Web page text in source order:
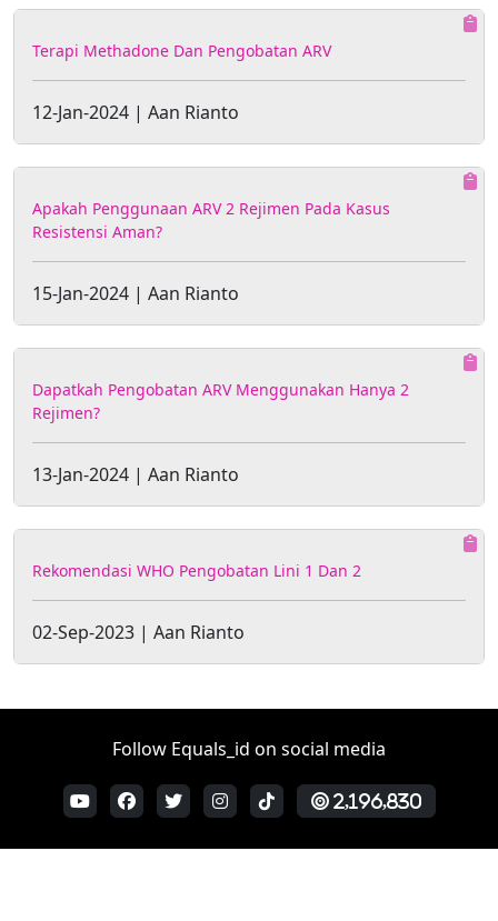
Terapi Methadone Dan Pengobatan ARV
12-Jan-2024 | Aan Rianto
Apakah Penggunaan ARV 2 Rejimen Pada Kasus
Resistensi Aman?
15-Jan-2024 | Aan Rianto
Dapatkah Pengobatan ARV Menggunakan Hanya 2
Rejimen?
13-Jan-2024 | Aan Rianto
Rekomendasi WHO Pengobatan Lini 1 Dan 2
02-Sep-2023 | Aan Rianto
Follow Equals_id on social media
2,196,830